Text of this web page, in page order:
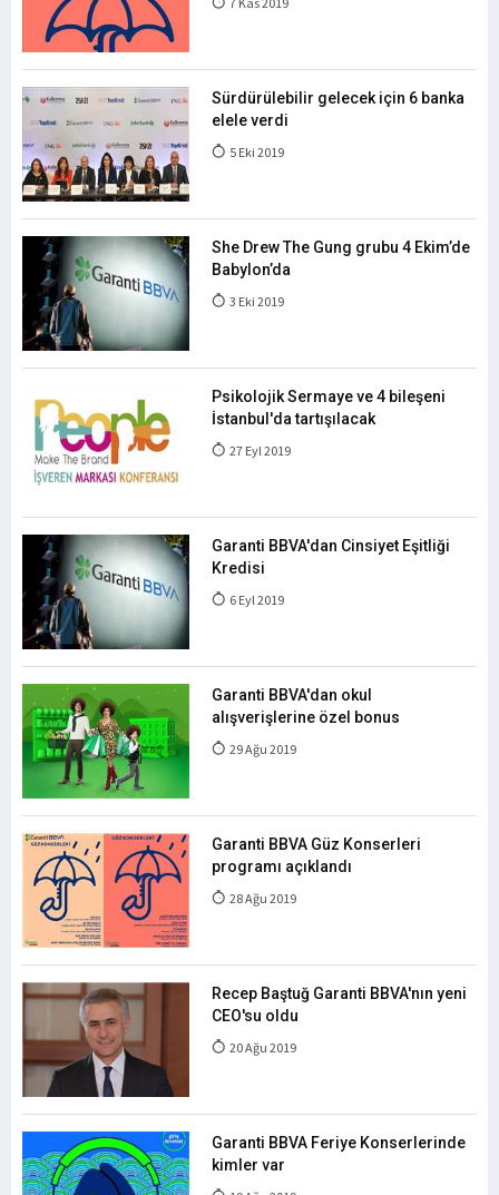
Sürdürülebilir gelecek için 6 banka
elele verdi
5 Eki 2019
She Drew The Gung grubu 4 Ekim’de
Babylon’da
3 Eki 2019
Psikolojik Sermaye ve 4 bileşeni
İstanbul'da tartışılacak
27 Eyl 2019
Garanti BBVA'dan Cinsiyet Eşitliği
Kredisi
6 Eyl 2019
Garanti BBVA'dan okul
alışverişlerine özel bonus
29 Ağu 2019
Garanti BBVA Güz Konserleri
programı açıklandı
28 Ağu 2019
Recep Baştuğ Garanti BBVA'nın yeni
CEO'su oldu
20 Ağu 2019
Garanti BBVA Feriye Konserlerinde
kimler var